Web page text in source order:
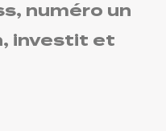
numéro un
investit et